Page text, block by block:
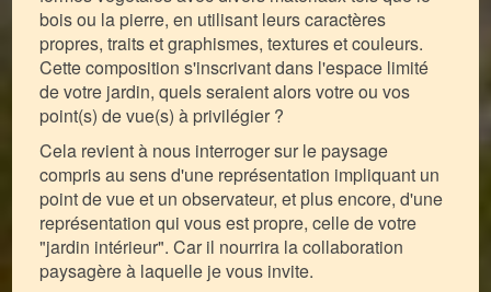
bois ou la pierre, en utilisant leurs caractères
propres, traits et graphismes, textures et couleurs.
Cette composition s'inscrivant dans l'espace limité
de votre jardin, quels seraient alors votre ou vos
point(s) de vue(s) à privilégier ?
Cela revient à nous interroger sur le paysage
compris au sens d'une représentation impliquant un
point de vue et un observateur, et plus encore, d'une
représentation qui vous est propre, celle de votre
"jardin intérieur". Car il nourrira la collaboration
paysagère à laquelle je vous invite.